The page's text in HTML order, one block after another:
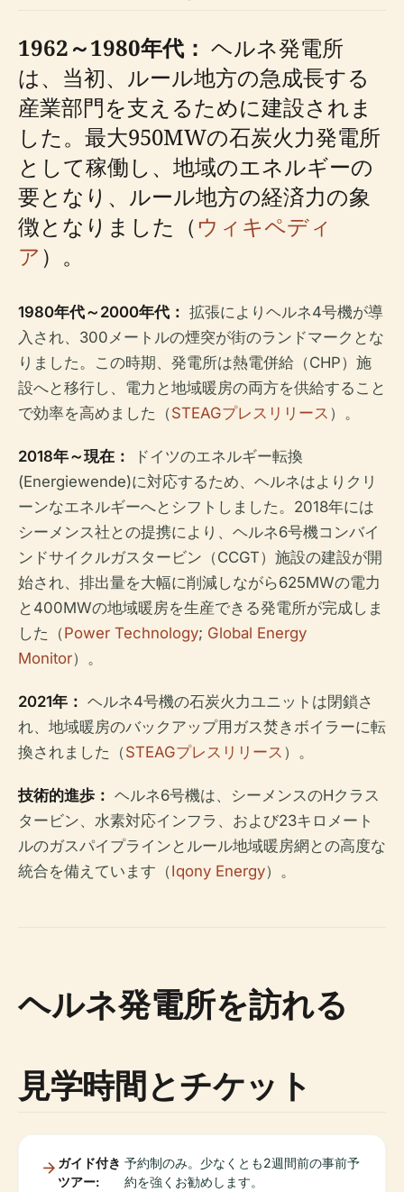
1962～1980年代： ヘルネ発電所
は、当初、ルール地方の急成長する
産業部門を支えるために建設されま
した。最大950MWの石炭火力発電所
として稼働し、地域のエネルギーの
要となり、ルール地方の経済力の象
徴となりました（ウィキペディ
ア）。
1980年代～2000年代： 拡張によりヘルネ4号機が導
入され、300メートルの煙突が街のランドマークとな
りました。この時期、発電所は熱電併給（CHP）施
設へと移行し、電力と地域暖房の両方を供給すること
で効率を高めました（STEAGプレスリリース ）。
2018年～現在：
ドイツのエネルギー転換
(Energiewende)に対応するため、ヘルネはよりクリ
ーンなエネルギーへとシフトしました。2018年には
シーメンス社との提携により、ヘルネ6号機コンバイ
ンドサイクルガスタービン（CCGT）施設の建設が開
始され、排出量を大幅に削減しながら625MWの電力
と400MWの地域暖房を生産できる発電所が完成しま
した（Power Technology; Global Energy
Monitor）。
2021年： ヘルネ4号機の石炭火力ユニットは閉鎖さ
れ、地域暖房のバックアップ用ガス焚きボイラーに転
換されました（STEAGプレスリリース ）。
技術的進歩： ヘルネ6号機は、シーメンスのHクラス
タービン、水素対応インフラ、および23キロメート
ルのガスパイプラインとルール地域暖房網との高度な
統合を備えています（Iqony Energy）。
ヘルネ発電所を訪れる
見学時間とチケット
ガイド付き
ツアー:
予約制のみ。少なくとも2週間前の事前予
約を強くお勧めします。